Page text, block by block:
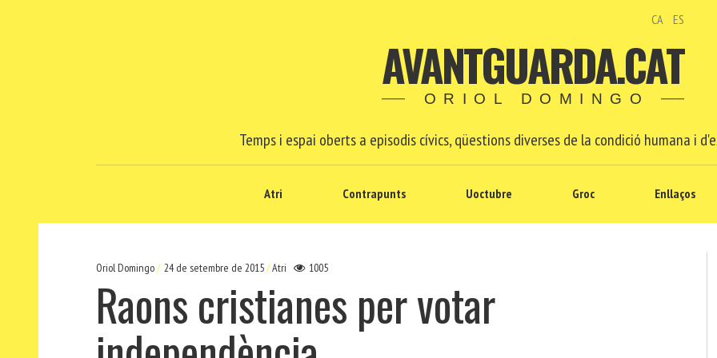
CA ES
AVANTGUARDA.CAT
ORIOL DOMINGO
Temps i espai oberts a episodis cívics, qüestions diverses de la condició humana i
Atri Contrapunts Uoctubre Groc Enllaços
Oriol Domingo 24 de setembre de 2015 Atri 1005
Raons cristianes per votar